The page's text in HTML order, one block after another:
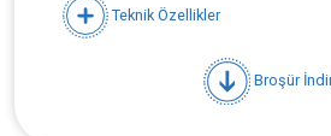
Dahili İç Tesisat Panosu
800 x 140 x 600mm
mekanik modül ve parçaları
Teknik Özellikler
Broşür